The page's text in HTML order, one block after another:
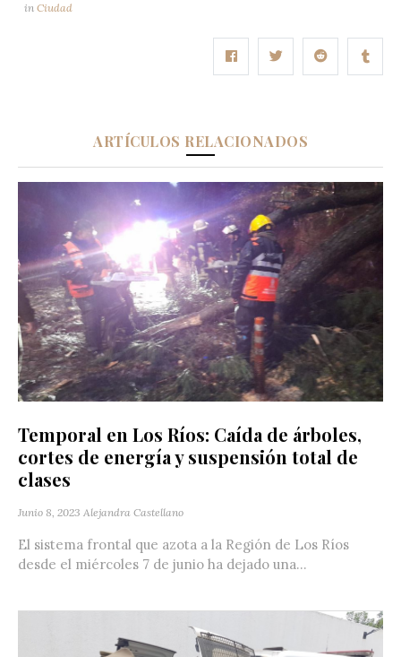
in Ciudad
ARTÍCULOS RELACIONADOS
Temporal en Los Ríos: Caída de árboles,
cortes de energía y suspensión total de
clases
Junio 8, 2023 Alejandra Castellano
El sistema frontal que azota a la Región de Los Ríos
desde el miércoles 7 de junio ha dejado una...